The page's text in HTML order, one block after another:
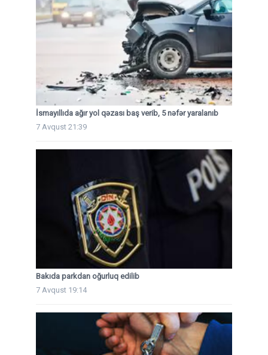
İsmayıllıda ağır yol qəzası baş verib, 5 nəfər yaralanıb
7 Avqust 21:39
Bakıda parkdan oğurluq edilib
7 Avqust 19:14